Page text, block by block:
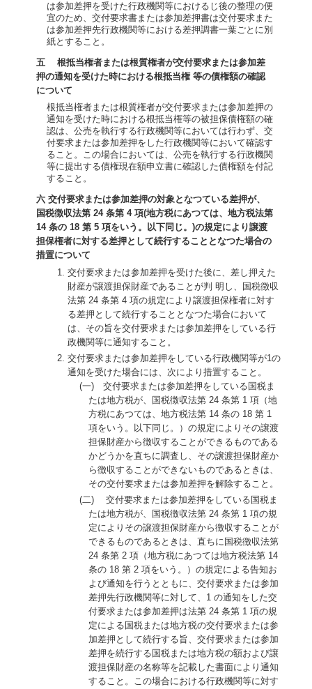
は参加差押を受けた行政機関等におけるじ後の整理の便
宜のため、交付要求書または参加差押書は交付要求また
は参加差押先行政機関等における差押調書一葉ごとに別
紙とすること。
五 根抵当権者または根質権者が交付要求または参加差
押の通知を受けた時における根抵当権 等の債権額の確認
について
根抵当権者または根質権者が交付要求または参加差押の
通知を受けた時における根抵当権等の被担保債権額の確
認は、公売を執行する行政機関等においては行わず、交
付要求または参加差押をした行政機関等において確認す
ること。この場合においては、公売を執行する行政機関
等に提出する債権現在額申立書に確認した債権額を付記
すること。
六 交付要求または参加差押の対象となつている差押が、
国税徴収法第 24 条第 4 項(地方税にあつては、地方税法第
14 条の 18 第 5 項をいう。以下同じ。)の規定により譲渡
担保権者に対する差押として続行することとなつた場合の
措置について
交付要求または参加差押を受けた後に、差し押えた
財産が譲渡担保財産であることが判 明し、国税徴収
法第 24 条第 4 項の規定により譲渡担保権者に対す
る差押として続行することとなつた場合において
は、その旨を交付要求または参加差押をしている行
政機関等に通知すること。
交付要求または参加差押をしている行政機関等が1の
通知を受けた場合には、次により措置すること。
(一) 交付要求または参加差押をしている国税ま
たは地方税が、国税徴収法第 24 条第 1 項（地
方税にあつては、地方税法第 14 条の 18 第 1
項をいう。以下同じ。）の規定によりその譲渡
担保財産から徴収することができるものである
かどうかを直ちに調査し、その譲渡担保財産か
ら徴収することができないものであるときは、
その交付要求または参加差押を解除すること。
(二) 交付要求または参加差押をしている国税ま
たは地方税が、国税徴収法第 24 条第 1 項の規
定によりその譲渡担保財産から徴収することが
できるものであるときは、直ちに国税徴収法第
24 条第 2 項（地方税にあつては地方税法第 14
条の 18 第 2 項をいう。）の規定による告知お
よび通知を行うとともに、交付要求または参加
差押先行政機関等に対して、1 の通知をした交
付要求または参加差押は法第 24 条第 1 項の規
定による国税または地方税の交付要求または参
加差押として続行する旨、交付要求または参加
差押を続行する国税または地方税の額および譲
渡担保財産の名称等を記載した書面により通知
すること。この場合における行政機関等に対す